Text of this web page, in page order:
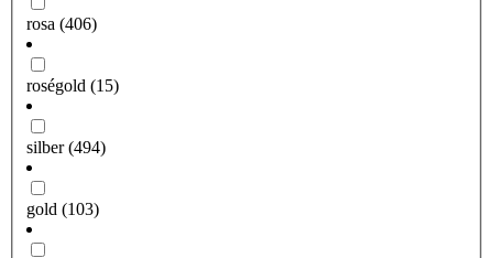
rosa (406)
roségold (15)
silber(494)
gold (103)